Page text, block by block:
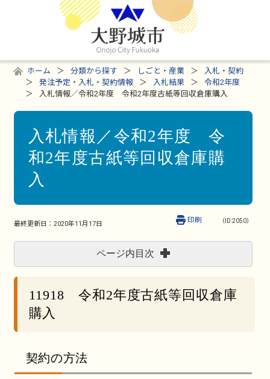
ホーム 分類から探す しごと・産業
入札・契約
発注予定・入札・契約情報
入札結果
令和2年度
入札情報／令和2年度 令和2年度古紙等回収倉庫購入
入札情報／令和2年度 令
和2年度古紙等回収倉庫購
入
最終更新日： 2020年11月17日 （ID:2050）
印刷
ページ内目次
11918 令和2年度古紙等回収倉庫
購入
契約の方法